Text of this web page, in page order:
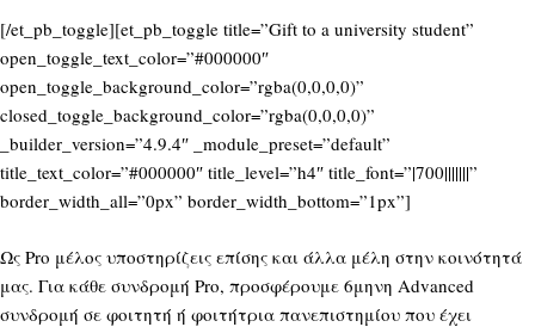
[/et_pb_toggle][et_pb_toggle title=”Gift to a university student”
open_toggle_text_color=”#000000″
open_toggle_background_color=”rgba(0,0,0,0)”
closed_toggle_background_color=”rgba(0,0,0,0)”
_builder_version=”4.9.4″ _module_preset=”default”
title_text_color=”#000000″ title_level=”h4″ title_font=”|700|||||||”
border_width_all=”0px” border_width_bottom=”1px”]
Ως Pro μέλος υποστηρίζεις επίσης και άλλα μέλη στην κοινότητά
μας. Για κάθε συνδρομή Pro, προσφέρουμε 6μηνη Advanced
συνδρομή σε φοιτητή ή φοιτήτρια πανεπιστημίου που έχει